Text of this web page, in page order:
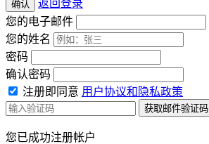
确认
返回登录
您的电子邮件
您的姓名
密码
确认密码
注册即同意 用户协议和隐私政策
获取邮件验证码
您已成功注册帐户